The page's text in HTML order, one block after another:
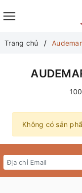
Trang chủ
Không có sản